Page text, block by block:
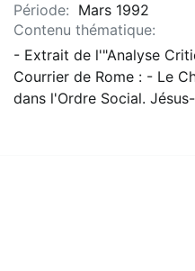
Période: Mars 1992
Contenu thématique:
- Extrait de l'"Analyse
Courrier de Rome : - Le
dans l'Ordre Social.